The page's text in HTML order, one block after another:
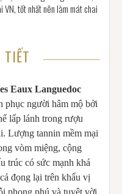
tốt nhất nên làm mát chai
TIẾT
Eaux Languedoc
phục người hâm mộ bởi
lấp lánh trong rượu
Lượng tannin mềm mại
vòm miệng, cộng
trúc có sức mạnh khá
đọng lại trên khẩu vị
phong phú và tuyệt vời